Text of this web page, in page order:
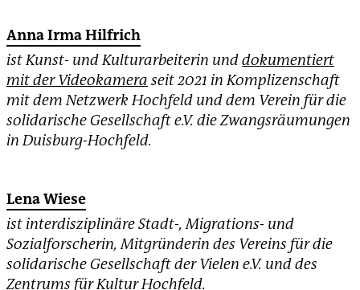
Anna Irma Hilfrich
ist Kunst- und Kulturarbeiterin unddokumentiert
mit der Videokamera seit 2021 in Komplizenschaft
mit dem Netzwerk Hochfeld und dem Verein für die
solidarische Gesellschaft e.V. die Zwangsräumungen
in Duisburg-Hochfeld.
Lena Wiese
ist interdisziplinäre Stadt-, Migrations- und
Sozialforscherin, Mitgründerin des Vereins für die
solidarische Gesellschaft der Vielen e.V. und des
Zentrums für Kultur Hochfeld.